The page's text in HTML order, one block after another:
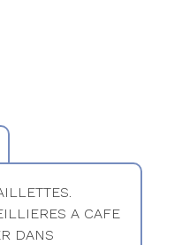
A CAFE
DANS